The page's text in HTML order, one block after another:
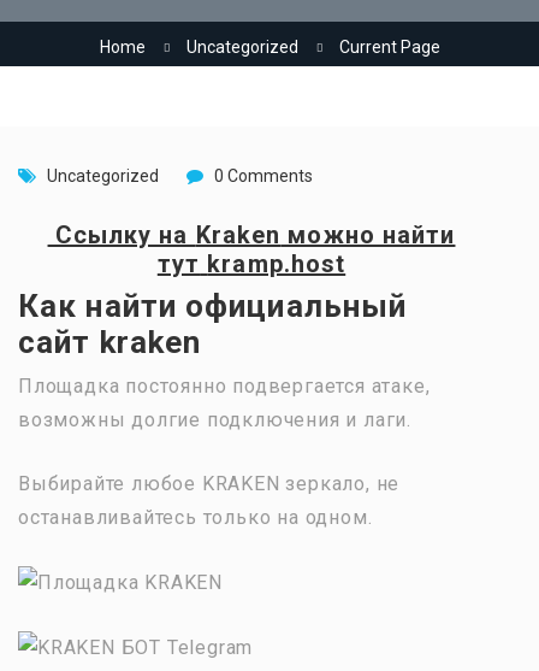
Home Uncategorized Current Page
Uncategorized 0 Comments
Ссылку на Kraken можно найти
тут kramp.host
Как найти официальный
сайт kraken
Площадка постоянно подвергается атаке,
возможны долгие подключения и лаги.
Выбирайте любое KRAKEN зеркало, не
останавливайтесь только на одном.